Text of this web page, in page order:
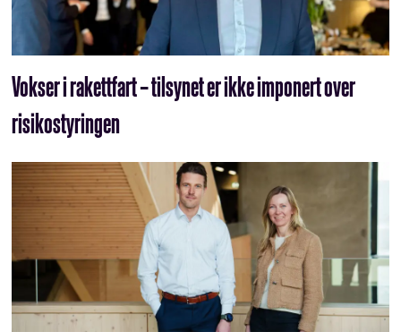
Vokser i rakettfart – tilsynet er ikke imponert over
risikostyringen